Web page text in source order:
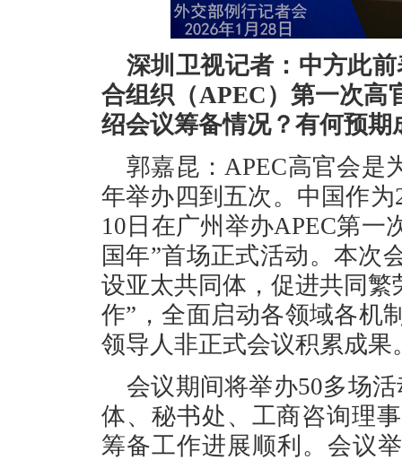
深圳卫视记者：中方此
合组织（APEC）第一次高
绍会议筹备情况？有何预期
郭嘉昆：APEC高官会是
年举办四到五次。中国作
10日在广州举办APEC第一
国年”首场正式活动。本次
设亚太共同体，促进共同繁
作”，全面启动各领域各机
领导人非正式会议积累成果
会议期间将举办50多场
体、秘书处、工商咨询理
筹备工作进展顺利。会议